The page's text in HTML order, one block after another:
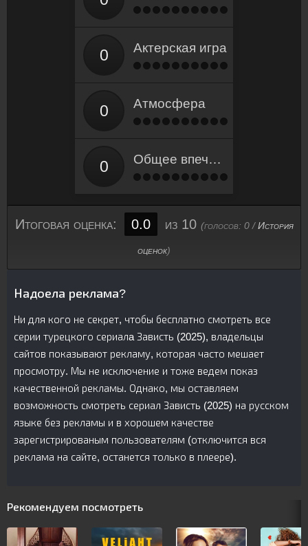
Актерская игра
Атмосфера
Общее впечатление
Итоговая оценка: 0.0 из 10 (голосов: 0/История
оценок)
Надоела реклама?
Ни для кого не секрет, чтобы бесплатно смотреть все
серии турецкого сериалa Зависть (2025), владельцы
сайтов показывают рекламу, которая часто мешает
просмотру. Мы не исключение и тоже ведем показ
качественной рекламы. Однако, мы оставляем
возможность смотреть сериал Зависть (2025) на русском
языке без рекламы и в хорошем качестве
зарегистрированым пользователям (отключится вся
реклама на сайте, останется только в плеере).
Рекомендуем посмотреть